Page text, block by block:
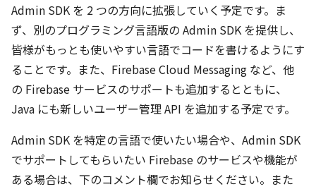
Admin SDK を 2 つの方向に拡張していく予定です。ま
ず、別のプログラミング言語版の Admin SDK を提供し、
皆様がもっとも使いやすい言語でコードを書けるようにす
ることです。また、Firebase Cloud Messaging など、他
の Firebase サービスのサポートも追加するとともに、
Java にも新しいユーザー管理 API を追加する予定です。
Admin SDK を特定の言語で使いたい場合や、Admin SDK
でサポートしてもらいたい Firebase のサービスや機能が
ある場合は、下のコメント欄でお知らせください。また